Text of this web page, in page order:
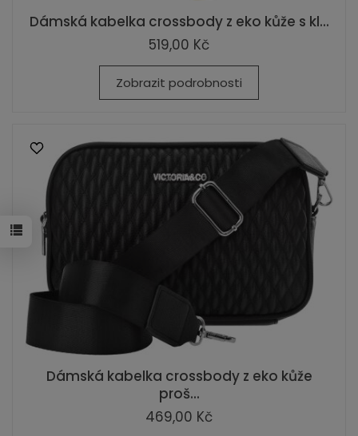
Dámská kabelka crossbody z eko kůže s kl...
519,00 Kč
Zobrazit podrobnosti
Dámská kabelka crossbody z eko kůže
proš...
469,00 Kč